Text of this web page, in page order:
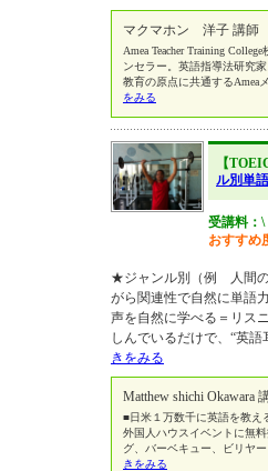
マクマホン 洋子 講師
Amea Teacher Training
ンセラー。英語指導法研究
教育の原点に共通する
をみる
【
ル別単
受講料：\
おすすめ
★ジャンル別（例 人間の
がら関連性で自然に単語
声を自然に学べる＝リス
しんでいるだけで、“英
きをみる
Matthew shichi Okawara
■日米１万数千に英語を教え
外国人ハウスイベントに無
グ、バーベキュー、ビリヤ
きをみる